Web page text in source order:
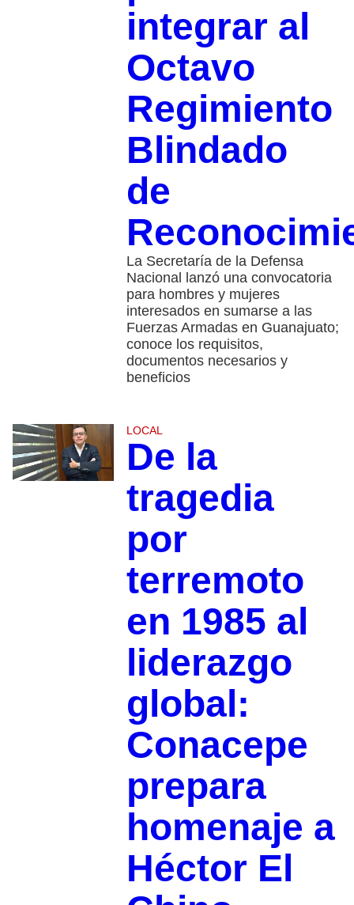
integrar al
Octavo
Regimiento
Blindado
de
La Secretaría de la Defensa
Nacional lanzó una convocatoria
para hombres y mujeres
interesados en sumarse a las
Fuerzas Armadas en Guanajuato;
conoce los requisitos,
documentos necesarios y
beneficios
LOCAL
De la
tragedia
por
terremoto
en 1985 al
liderazgo
global:
Conacepe
prepara
homenaje a
Héctor El